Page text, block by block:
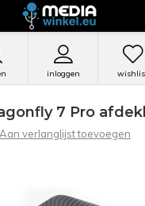
inloggen
7 Pro
Aan verlanglijst toevoegen